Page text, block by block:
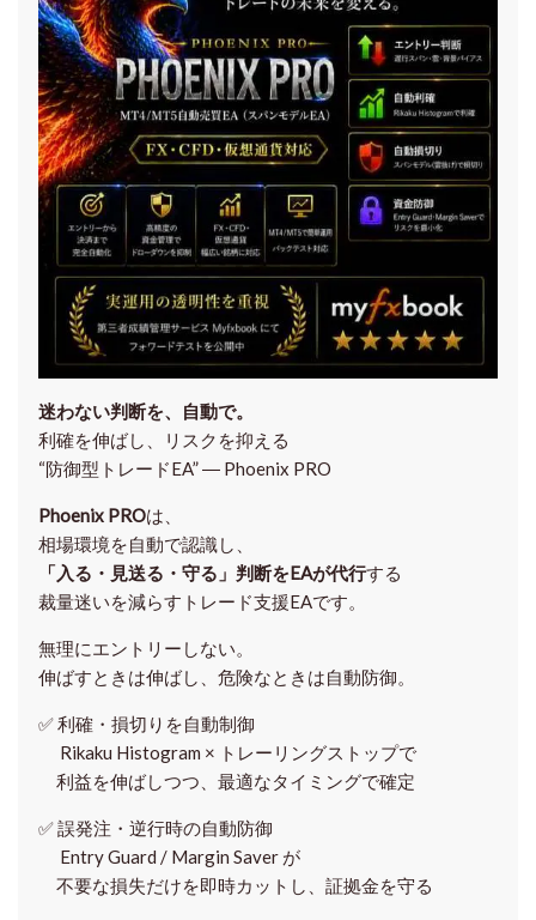
迷わない判断を、自動で。
利確を伸ばし、リスクを抑える
“防御型トレードEA” ― Phoenix PRO
Phoenix PROは、
相場環境を自動で認識し、
「入る・見送る・守る」判断をEAが代行する
裁量迷いを減らすトレード支援EAです。
無理にエントリーしない。
伸ばすときは伸ばし、危険なときは自動防御。
✅利確・損切りを自動制御
Rikaku Histogram × トレーリングストップで
利益を伸ばしつつ、最適なタイミングで確定
✅誤発注・逆行時の自動防御
Entry Guard / Margin Saver が
不要な損失だけを即時カットし、証拠金を守る